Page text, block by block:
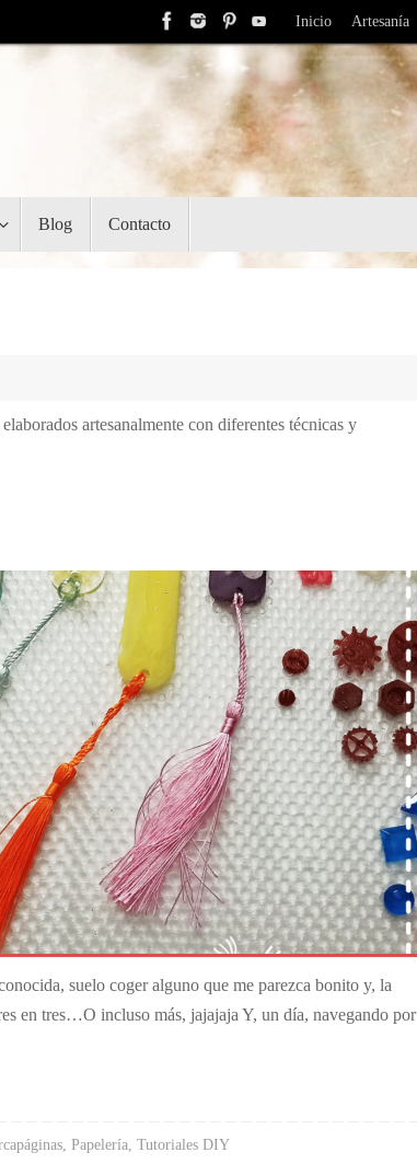
Inicio Artesanía
Blog Contacto
artesanalmente con diferentes técnicas y
suelo coger alguno que me parezca bonito y, la
en tres…O incluso más, jajajaja Y, un día, navegando por
, Papelería Tutoriales DIY